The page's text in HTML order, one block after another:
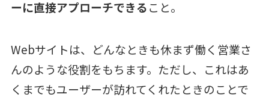
ーに直接アプローチできること。
Webサイトは、どんなときも休まず働く営業さ
んのような役割をもちます。ただし、これはあ
くまでもユーザーが訪れてくれたときのことで